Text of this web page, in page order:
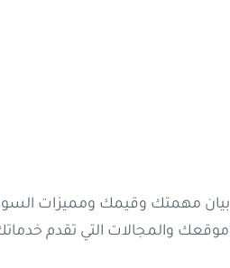
مهمتك وقيمك ومميزات
والمجالات التي تقدم خدماتك